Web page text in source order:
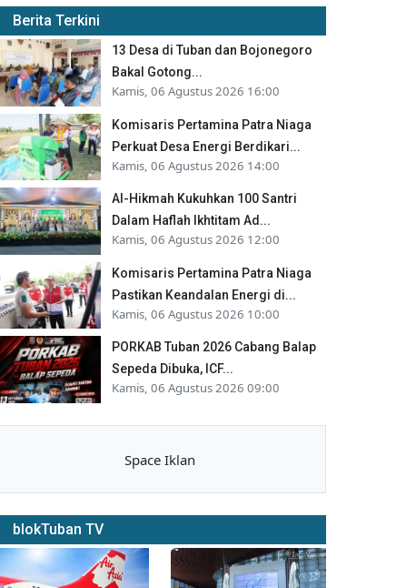
Berita Terkini
13 Desa di Tuban dan Bojonegoro
Bakal Gotong...
Kamis, 06 Agustus 2026 16:00
Komisaris Pertamina Patra Niaga
Perkuat Desa Energi Berdikari...
Kamis, 06 Agustus 2026 14:00
Al-Hikmah Kukuhkan 100 Santri
Dalam Haflah Ikhtitam Ad...
Kamis, 06 Agustus 2026 12:00
Komisaris Pertamina Patra Niaga
Pastikan Keandalan Energi di...
Kamis, 06 Agustus 2026 10:00
PORKAB Tuban 2026 Cabang Balap
Sepeda Dibuka, ICF...
Kamis, 06 Agustus 2026 09:00
Space Iklan
blokTuban TV